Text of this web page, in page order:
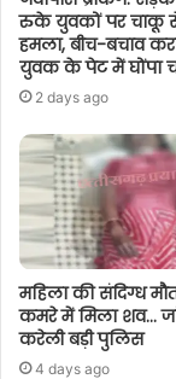
रुके युवकों पर चाकू
हमला, बीच-बचाव
युवक के पेट में घोंपा
2 days ago
महिला की संदिग्ध
कमरे में मिला शव…
करेली बड़ी पुलिस
4 days ago